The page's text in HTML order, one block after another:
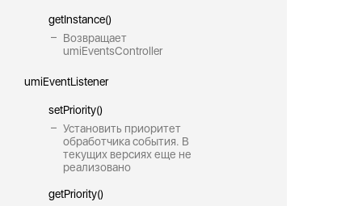
getInstance()
Возвращает
umiEventsController
umiEventListener
setPriority()
Установить приоритет
обработчика события. В
текущих версиях еще не
реализовано
getPriority()